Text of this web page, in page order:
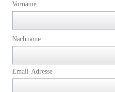
Vorname
Nachname
Email-Adresse